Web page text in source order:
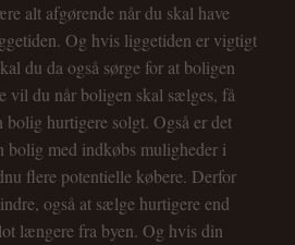
alt afgørende når du skal have
Og hvis liggetiden er vigtigt
du da også sørge for at boligen
vil du når boligen skal sælges, få
bolig hurtigere solgt. Også er det
med indkøbs muligheder i
flere potentielle købere. Derfor
også at sælge hurtigere end
længere fra byen. Og hvis din